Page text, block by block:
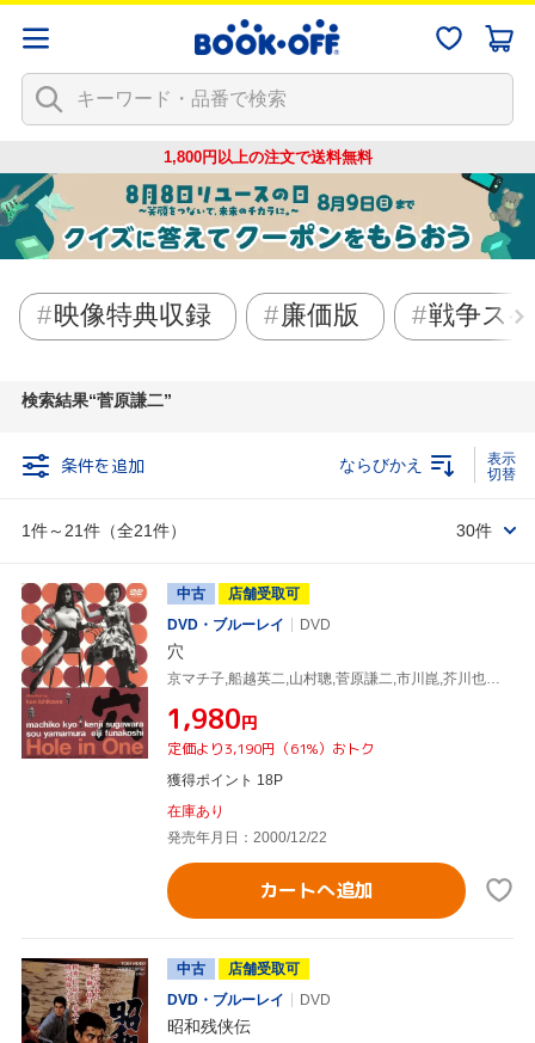
1,800円以上の注文で送料無料
映像特典収録 廉価版 戦争ス
検索結果 菅原謙二
条件を追加
1件～21件（全21件）
ならびかえ
30件
中古
店舗受取可
DVD・ブルーレイ
DVD
穴
京マチ子,船越英二,山村聰,菅原謙二,市川崑,芥川也寸志
¥1,980円
定価より3,190円（61%）おトク
獲得ポイント 18P
在庫あり
発売年月日：2000/12/22
カートへ追加
中古
店舗受取可
DVD・ブルーレイ
DVD
昭和残侠伝